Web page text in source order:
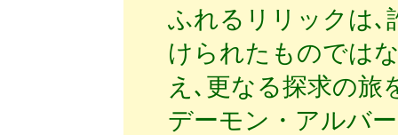
ふれるリリックは､
けられたものでは
え､更なる探求の旅
デーモン・アルバ